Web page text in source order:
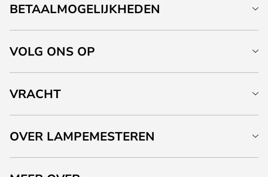
BETAALMOGELIJKHEDEN
VOLG ONS OP
VRACHT
OVER LAMPEMESTEREN